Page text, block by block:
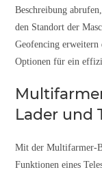
Beschreibung
den Standort der
Geofencing
Optionen für ein
Lader und
Mit der Multifarmer-
Funktionen eines